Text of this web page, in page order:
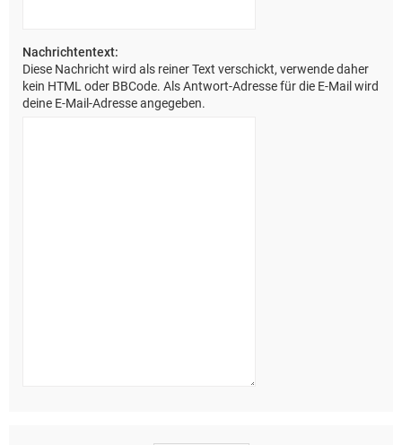
Nachrichtentext:
Diese Nachricht wird als reiner Text verschickt, verwende daher
kein HTML oder BBCode. Als Antwort-Adresse für die E-Mail wird
deine E-Mail-Adresse angegeben.